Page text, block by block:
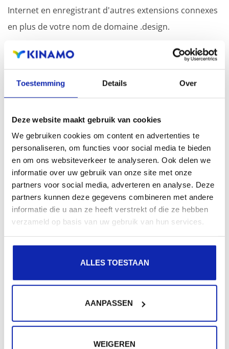
Toestemming Details Over
Deze website maakt gebruik van cookies
We gebruiken cookies om content en advertenties te
personaliseren, om functies voor social media te bieden
en om ons websiteverkeer te analyseren. Ook delen we
informatie over uw gebruik van onze site met onze
partners voor social media, adverteren en analyse. Deze
partners kunnen deze gegevens combineren met andere
informatie die u aan ze heeft verstrekt of die ze hebben
verzameld op basis van uw gebruik van hun services.
ALLES TOESTAAN
AANPASSEN
WEIGEREN
Internet en enregistrant d'autres extensions connexes
en plus de votre nom de domaine .design.
L'enregistrement du nom de domaine avec différentes
extensions offre l'avantage d'une visibilité accrue dans
les moteurs de recherche, d'une présence
géographique et d'une meilleure présence dans les
résultats de recherche locaux des moteurs de
recherche.
Enregistrez votre nom de domaine